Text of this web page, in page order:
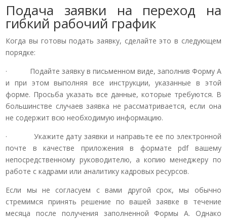
Подача заявки на переход на
гибкий рабочий график
Когда вы готовы подать заявку, сделайте это в следующем
порядке:
· Подайте заявку в письменном виде, заполнив Форму A
и при этом выполняя все инструкции, указанные в этой
форме. Просьба указать все данные, которые требуются. В
большинстве случаев заявка не рассматривается, если она
не содержит всю необходимую информацию.
· Укажите дату заявки и направьте ее по электронной
почте в качестве приложения в формате pdf вашему
непосредственному руководителю, а копию менеджеру по
работе с кадрами или аналитику кадровых ресурсов.
Если мы не согласуем с вами другой срок, мы обычно
стремимся принять решение по вашей заявке в течение
месяца после получения заполненной Формы A. Однако